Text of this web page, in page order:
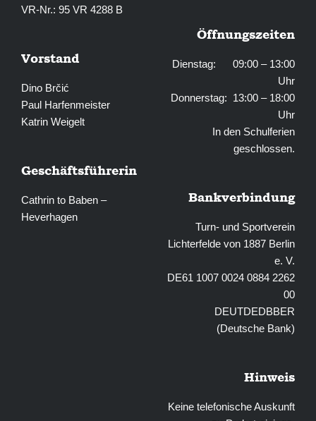
VR-Nr.: 95 VR 4288 B
Vorstand
Dino Brčić
Paul Harfenmeister
Katrin Weigelt
Geschäftsführerin
Cathrin to Baben –
Heverhagen
Öffnungszeiten
Dienstag: 09:00 – 13:00
Uhr
Donnerstag: 13:00 – 18:00
Uhr
In den Schulferien
geschlossen.
Bankverbindung
Turn- und Sportverein
Lichterfelde von 1887 Berlin
e. V.
DE61 1007 0024 0884 2262
00
DEUTDEDBBER
(Deutsche Bank)
Hinweis
Keine telefonische Auskunft